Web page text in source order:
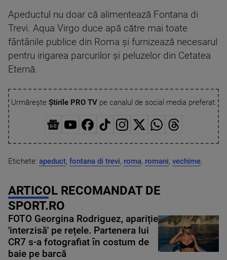
Apeductul nu doar că alimentează Fontana di
Trevi. Aqua Virgo duce apă către mai toate
fântânile publice din Roma și furnizează necesarul
pentru irigarea parcurilor și peluzelor din Cetatea
Eternă.
Urmărește Știrile PRO TVpe canalul de social media preferat:
Etichete: apeduct, fontana di trevi, roma, romani, vechime,
ARTICOL RECOMANDAT DE
SPORT.RO
FOTO Georgina Rodriguez, apariție
'interzisă' pe rețele. Partenera lui
CR7 s-a fotografiat în costum de
baie pe barcă